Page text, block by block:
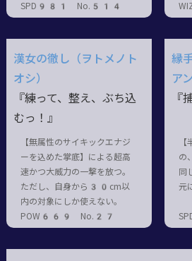
SPD981 No.514
漢女の徹し（ヲトメノト
オシ）
『練って、整え、ぶち込
むっ！』
【無属性のサイキックエナジ
ーを込めた掌底】による超高
速かつ大威力の一撃を放つ。
ただし、自身から30cm以
内の対象にしか使えない。
POW669 No.27
縁
ア
『
の
同
元